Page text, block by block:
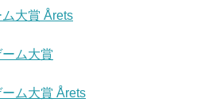
大賞 Årets
ム大賞
ム大賞 Årets